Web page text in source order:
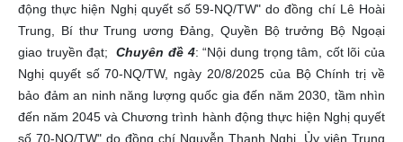
động thực hiện Nghị quyết số 59-NQ/TW" do đồng chí Lê Hoài
Trung, Bí thư Trung ương Đảng, Quyền Bộ trưởng Bộ Ngoại
giao truyền đạt;Chuyên đề 4: “Nội dung trọng tâm, cốt lõi của
Nghị quyết số 70-NQ/TW, ngày 20/8/2025 của Bộ Chính trị về
bảo đảm an ninh năng lượng quốc gia đến năm 2030, tầm nhìn
đến năm 2045 và Chương trình hành động thực hiện Nghị quyết
số 70-NQ/TW" do đồng chí Nguyễn Thanh Nghị, Ủy viên Trung